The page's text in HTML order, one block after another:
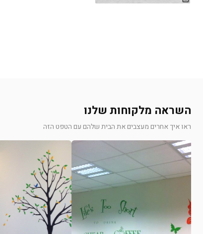
השראה מלקוחות שלנו
ראו איך אחרים מעצבים את הבית שלהם עם הטפט הזה